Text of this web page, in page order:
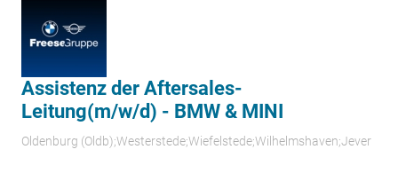
Assistenz der Aftersales-
Leitung(m/w/d) - BMW & MINI
Oldenburg (Oldb);Westerstede;Wiefelstede;Wilhelmshaven;Jever